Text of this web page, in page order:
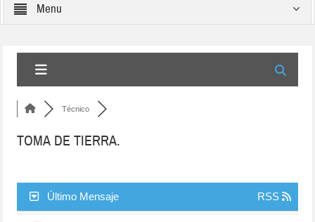
Menu
Técnico
TOMA DE TIERRA.
Último Mensaje RSS